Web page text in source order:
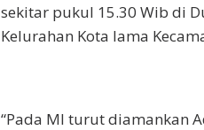
sekitar pukul 15.30 Wib di
Kelurahan Kota lama
“Pada MI turut diamankan